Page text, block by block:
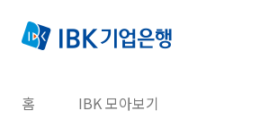
홈 IBK 모아보기